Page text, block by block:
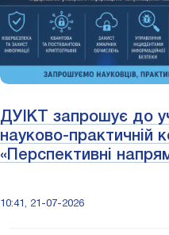
ДУІКТ запрошує до
науково-практичній
«Перспективні
10:41, 21-07-2026